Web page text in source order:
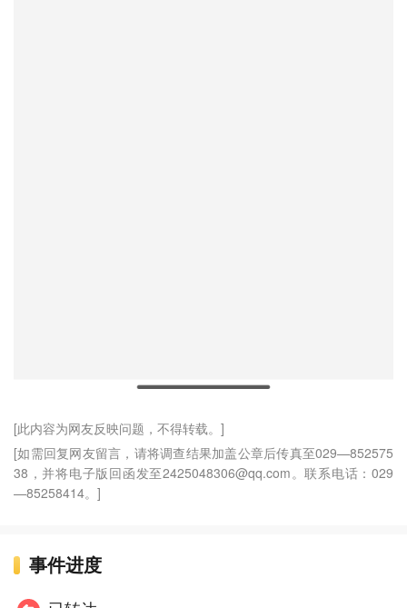
[此内容为网友反映问题，不得转载。]
[如需回复网友留言，请将调查结果加盖公章后传真至029—852575
38，并将电子版回函发至2425048306@qq.com。联系电话：029
—85258414。]
事件进度